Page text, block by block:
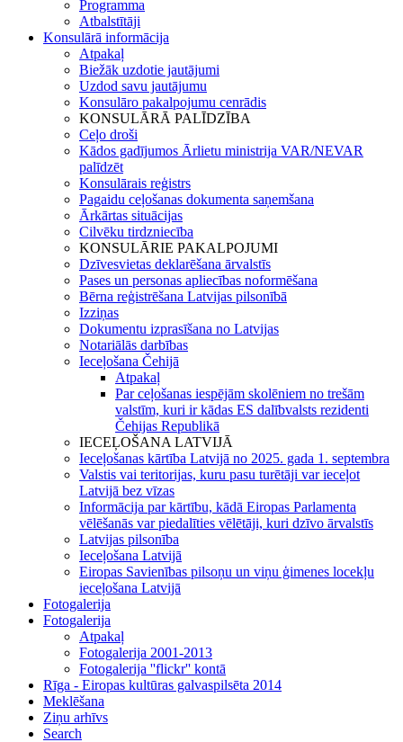
Programma
Atbalstītāji
Konsulārā informācija
Atpakaļ
Biežāk uzdotie jautājumi
Uzdod savu jautājumu
Konsulāro pakalpojumu cenrādis
KONSULĀRĀ PALĪDZĪBA
Ceļo droši
Kādos gadījumos Ārlietu ministrija VAR/NEVAR
palīdzēt
Konsulārais reģistrs
Pagaidu ceļošanas dokumenta saņemšana
Ārkārtas situācijas
Cilvēku tirdzniecība
KONSULĀRIE PAKALPOJUMI
Dzīvesvietas deklarēšana ārvalstīs
Pases un personas apliecības noformēšana
Bērna reģistrēšana Latvijas pilsonībā
Izziņas
Dokumentu izprasīšana no Latvijas
Notariālās darbības
Ieceļošana Čehijā
Atpakaļ
Par ceļošanas iespējām skolēniem no trešām
valstīm, kuri ir kādas ES dalībvalsts rezidenti
Čehijas Republikā
IECEĻOŠANA LATVIJĀ
Ieceļošanas kārtība Latvijā no 2025. gada 1. septembra
Valstis vai teritorijas, kuru pasu turētāji var ieceļot
Latvijā bez vīzas
Informācija par kārtību, kādā Eiropas Parlamenta
vēlēšanās var piedalīties vēlētāji, kuri dzīvo ārvalstīs
Latvijas pilsonība
Ieceļošana Latvijā
Eiropas Savienības pilsoņu un viņu ģimenes locekļu
ieceļošana Latvijā
Fotogalerija
Fotogalerija
Atpakaļ
Fotogalerija 2001-2013
Fotogalerija ''flickr'' kontā
Rīga - Eiropas kultūras galvaspilsēta 2014
Meklēšana
Ziņu arhīvs
Search